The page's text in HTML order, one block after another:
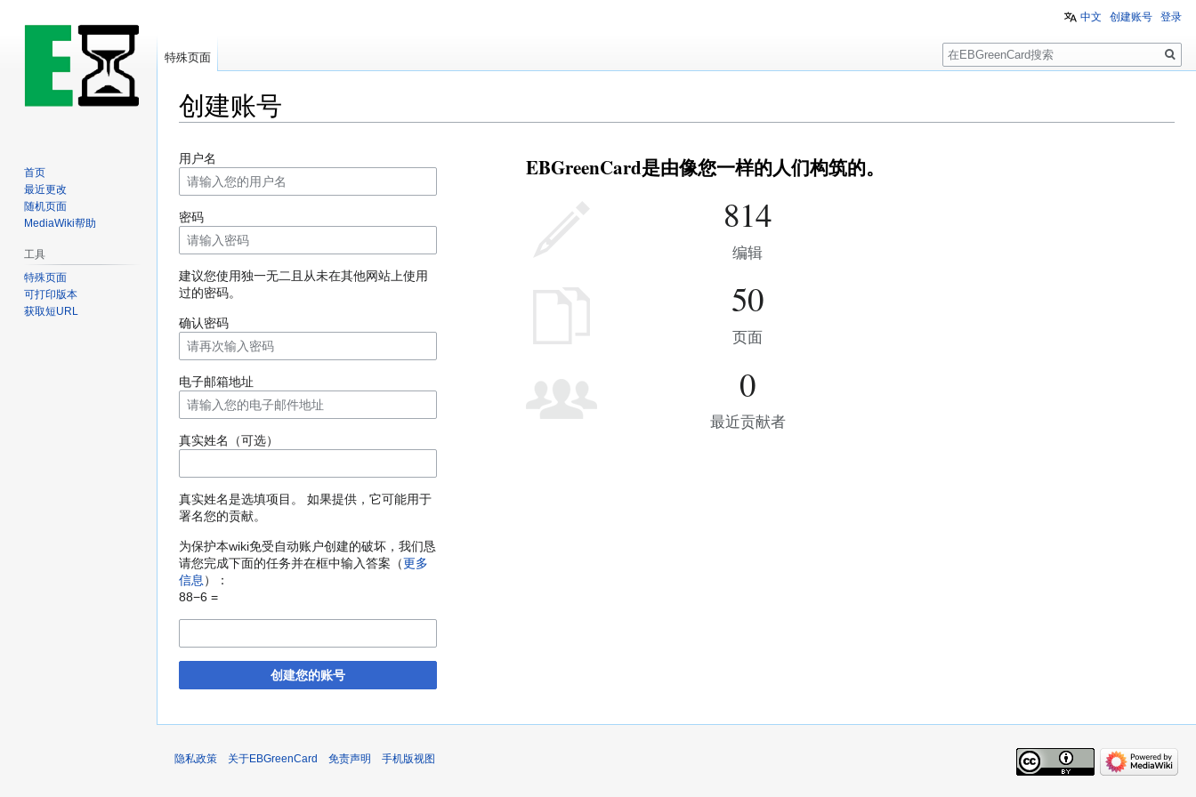
创建账号
到
导
到
搜
用户名
密码
建议您使用独一无二且从未在其他网站上使用
过的密码。
确认密码
电子邮箱地址
真实姓名（可选）
真实姓名是选填项目。 如果提供，它可能用于
署名您的贡献。
为保护本wiki免受自动账户创建的破坏，我们恳
请您完成下面的任务并在框中输入答案（更多
信息）：
88−6 =
创建您的账号
EBGreenCard是由像您一样的人们构筑的。
814
编辑
50
页面
0
最近贡献者
中文 创建账号 登录
特殊页面
搜
索
首页
最近更改
随机页面
MediaWiki帮助
工具
特殊页面
可打印版本
获取短URL
隐私政策 关于EBGreenCard 免责声明 手机版视图